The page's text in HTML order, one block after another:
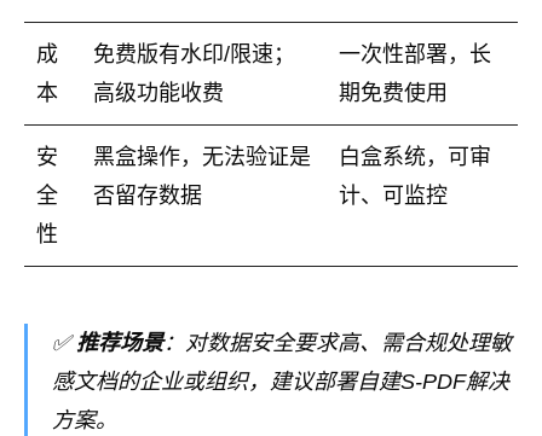
成
本
免费版有水印/限速；
高级功能收费
一次性部署，长
期免费使用
安
全
性
黑盒操作，无法验证是
否留存数据
白盒系统，可审
计、可监控
✅推荐场景：对数据安全要求高、需合规处理敏
感文档的企业或组织，建议部署自建S-PDF解决
方案。